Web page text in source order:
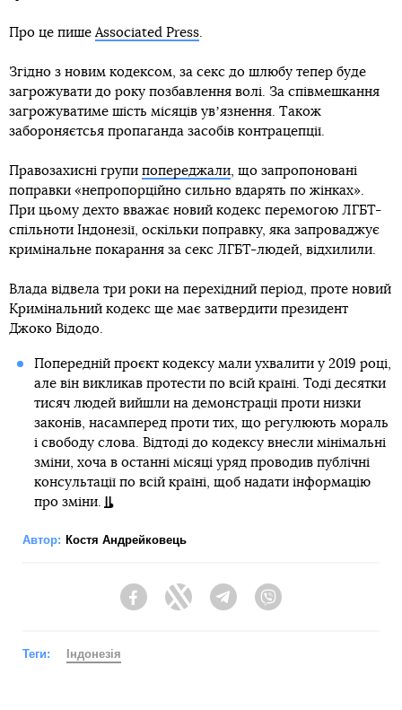
Про це пише Associated Press
Згідно з новим кодексом, за секс до шлюбу тепер буде
загрожувати до року позбавлення волі. За співмешкання
загрожуватиме шість місяців увʼязнення. Також
забороняєтсья пропаганда засобів контрацепції.
Правозахисні групи попереджали , що запропоновані
поправки «непропорційно сильно вдарять по жінках».
При цьому дехто вважає новий кодекс перемогою ЛГБТ-
спільноти Індонезії, оскільки поправку, яка запроваджує
кримінальне покарання за секс ЛГБТ-людей, відхилили.
Влада відвела три роки на перехідний період, проте новий
Кримінальний кодекс ще має затвердити президент
Джоко Відодо.
Попередній проєкт кодексу мали ухвалити у 2019 році,
але він викликав протести по всій країні. Тоді десятки
тисяч людей вийшли на демонстрації проти низки
законів, насамперед проти тих, що регулюють мораль
і свободу слова. Відтоді до кодексу внесли мінімальні
зміни, хоча в останні місяці уряд проводив публічні
консультації по всій країні, щоб надати інформацію
про зміни.
Автор: Костя Андрейковець
FacebookTwitter Telegram
Теги: Індонезія